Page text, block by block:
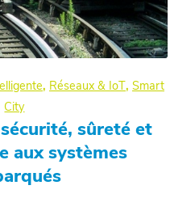
, Réseaux & IoT, Smart
City
sûreté et
aux systèmes